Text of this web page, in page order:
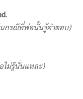
นกรณีที่พ่อนั้นรู้คำตอบ)
ไม่รู้นั่นแหละ)